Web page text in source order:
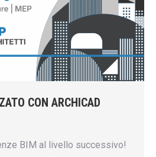
CON ARCHICAD
BIM al livello successivo!